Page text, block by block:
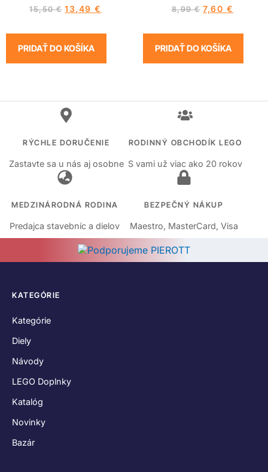
15,50€ 13,49€
PRIDAŤ DO KOŠÍKA
8,99€ 7,60 €
PRIDAŤ DO KOŠÍKA
RÝCHLE DORUČENIE
Zastavte sa u nás aj osobne
RODINNÝ OBCHODÍK LEGO
S vami už viac ako 20 rokov
MEDZINÁRODNÁ RODINA
Predajca stavebníc a dielov
BEZPEČNÝ NÁKUP
Maestro, MasterCard, Visa
KATEGÓRIE
Kategórie
Diely
Návody
LEGO Doplnky
Katalóg
Novinky
Bazár